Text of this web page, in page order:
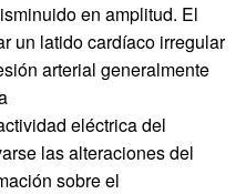
en amplitud. El
un latido cardíaco irregular
arterial generalmente
eléctrica del
las alteraciones del
sobre el